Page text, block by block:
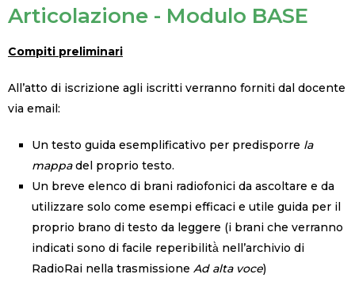
Articolazione - Modulo BASE
Compiti preliminari
All’atto di iscrizione agli iscritti verranno forniti dal docente
via email:
Un testo guida esemplificativo per predisporre la
mappadel proprio testo.
Un breve elenco di brani radiofonici da ascoltare e da
utilizzare solo come esempi efficaci e utile guida per il
proprio brano di testo da leggere (i brani che verranno
indicati sono di facile reperibilità̀ nell’archivio di
RadioRai nella trasmissione Ad alta voce)